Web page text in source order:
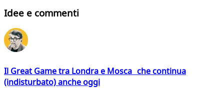
Idee e commenti
Il Great Game tra Londra e Mosca che continua
(indisturbato) anche oggi